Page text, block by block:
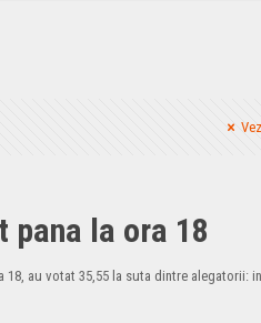
pana la ora 18
au votat 35,55 la suta dintre alegatorii: